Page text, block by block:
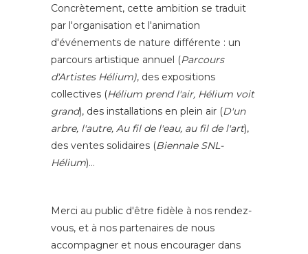
Concrètement, cette ambition se traduit
par l'organisation et l'animation
d'événements de nature différente : un
parcours artistique annuel (Parcours
d'Artistes Hélium), des expositions
collectives (Hélium prend l'air, Hélium voit
grand), des installations en plein air (D'un
arbre, l'autre, Au fil de l'eau, au fil de l'art),
des ventes solidaires (Biennale SNL-
Hélium)…
Merci au public d'être fidèle à nos rendez-
vous, et à nos partenaires de nous
accompagner et nous encourager dans